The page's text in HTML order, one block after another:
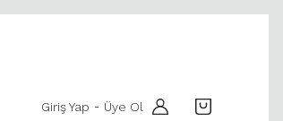
Giriş Yap - Üye Ol